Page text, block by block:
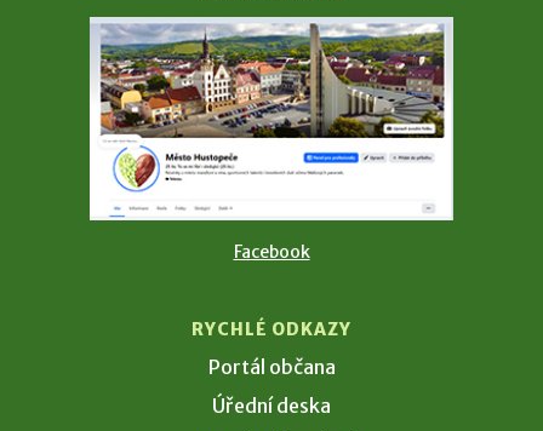
Facebook
RYCHLÉ ODKAZY
Portál občana
Úřední deska